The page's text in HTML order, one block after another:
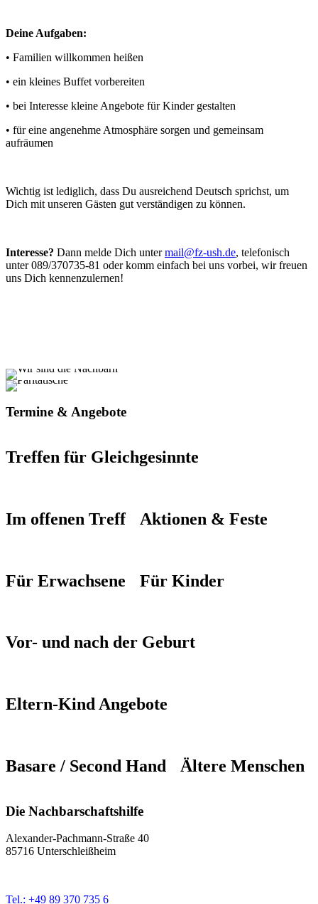
Deine Aufgaben:
• Familien willkommen heißen
• ein kleines Buffet vorbereiten
• bei Interesse kleine Angebote für Kinder gestalten
• für eine angenehme Atmosphäre sorgen und gemeinsam
aufräumen
Wichtig ist lediglich, dass Du ausreichend Deutsch sprichst, um
Dich mit unseren Gästen gut verständigen zu können.
Interesse? Dann melde Dich untermail@fz-ush.de, telefonisch
unter 089/370735-81 oder komm einfach bei uns vorbei, wir freuen
uns Dich kennenzulernen!
Termine & Angebote
Treffen für Gleichgesinnte
Im offenen Treff Aktionen & Feste
Für Erwachsene Für Kinder
Vor- und nach der Geburt
Eltern-Kind Angebote
Basare / Second Hand Ältere Menschen
Die Nachbarschaftshilfe
Alexander-Pachmann-Straße 40
85716 Unterschleißheim
Tel.: +49 89 370 735 6